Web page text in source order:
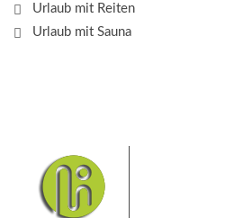
Urlaub mit Reiten
Urlaub mit Sauna